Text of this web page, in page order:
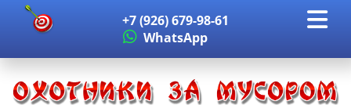
+7 (926) 679-98-61
WhatsApp